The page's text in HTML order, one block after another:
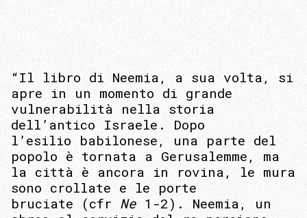
“Il libro di Neemia, a sua volta, si
apre in un momento di grande
vulnerabilità nella storia
dell’antico Israele. Dopo
l’esilio babilonese, una parte del
popolo è tornata a Gerusalemme, ma
la città è ancora in rovina, le mura
sono crollate e le porte
bruciate (cfr Ne 1-2). Neemia, un